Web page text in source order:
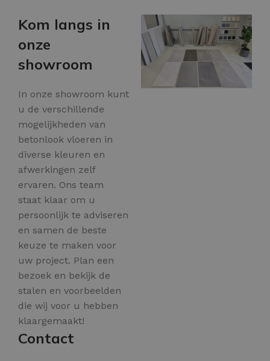
Kom langs in
onze
showroom
In onze showroom kunt
u de verschillende
mogelijkheden van
betonlook vloeren in
diverse kleuren en
afwerkingen zelf
ervaren. Ons team
staat klaar om u
persoonlijk te adviseren
en samen de beste
keuze te maken voor
uw project. Plan een
bezoek en bekijk de
stalen en voorbeelden
die wij voor u hebben
klaargemaakt!
Contact